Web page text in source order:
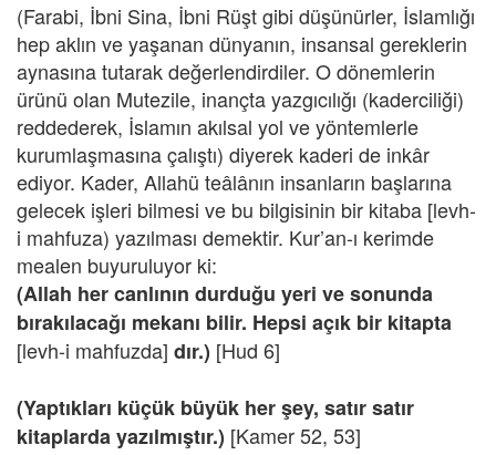
(Farabi, İbni Sina, İbni Rüşt gibi düşünürler, İslamlığı
hep aklın ve yaşanan dünyanın, insansal gereklerin
aynasına tutarak değerlendirdiler. O dönemlerin
ürünü olan Mutezile, inançta yazgıcılığı (kaderciliği)
reddederek, İslamın akılsal yol ve yöntemlerle
kurumlaşmasına çalıştı) diyerek kaderi de inkâr
ediyor. Kader, Allahü teâlânın insanların başlarına
gelecek işleri bilmesi ve bu bilgisinin bir kitaba [levh-
i mahfuza) yazılması demektir. Kur’an-ı kerimde
mealen buyuruluyor ki:
(Allah her canlının durduğu yeri ve sonunda
bırakılacağı mekanı bilir. Hepsi açık bir kitapta
[levh-i mahfuzda] dır.) [Hud 6]
(Yaptıkları küçük büyük her şey, satır satır
kitaplarda yazılmıştır.) [Kamer 52, 53]